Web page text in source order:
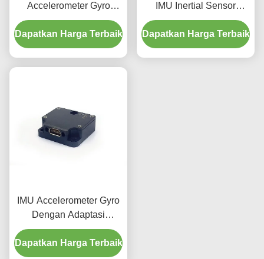
Accelerometer Gyro
16488-C 3 sumbu
Dapatkan Harga Terbaik
IMU Inertial Sensor
Inertial Unit Pengukuran
Dapatkan Harga Terbaik
IMU Accelerometer Gyro
Dengan Adaptasi
Lingkungan Tinggi
Dapatkan Harga Terbaik